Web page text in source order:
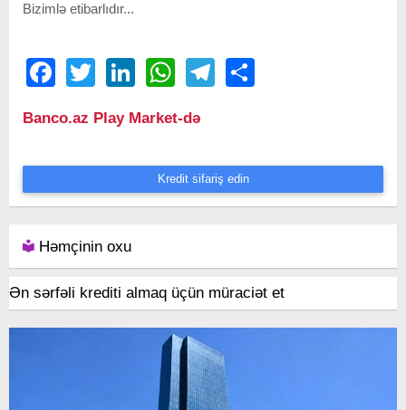
Bizimlə etibarlıdır...
FacebookTwitter LinkedIn WhatsAppTelegram
Banco.az Play Market-də
Kredit sifariş edin
Həmçinin oxu
Ən sərfəli krediti almaq üçün müraciət et